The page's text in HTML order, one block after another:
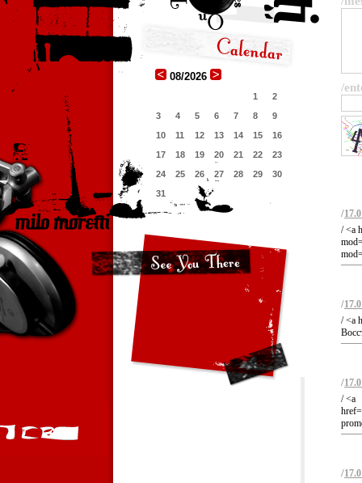
08/2026
1
2
3
4 5 6 7 8
9
10
11 12 13 14 15
16
17
18 19 20 21 22
23
24
25 26 27 28 29
30
31
/
/
/ <a
/
/ <a
/
/ <a
/